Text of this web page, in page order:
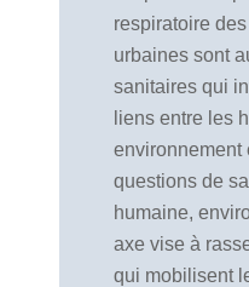
respiratoire
urbaines sont
sanitaires qui
liens entre les
environnement
questions de
humaine,
axe vise à
qui mobilisent